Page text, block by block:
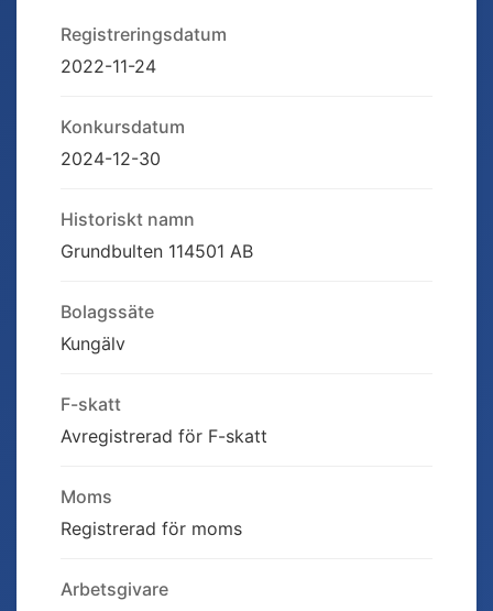
Registreringsdatum
2022-11-24
Konkursdatum
2024-12-30
Historiskt namn
Grundbulten 114501 AB
Bolagssäte
Kungälv
F-skatt
Avregistrerad för F-skatt
Moms
Registrerad för moms
Arbetsgivare